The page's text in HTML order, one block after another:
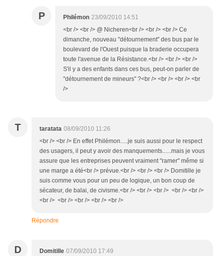
P Philémon 23/09/2010 14:51
<br /> <br /> @ Nicheren<br /> <br /> <br /> Ce
dimanche, nouveau "détournement" des bus par le
boulevard de l'Ouest puisque la braderie occupera
toute l'avenue de la Résistance.<br /> <br /> <br />
S'il y a des enfants dans ces bus, peut-on parler de
"détournement de mineurs" ?<br /> <br /> <br /> <br
/>
T taratata 08/09/2010 11:26
<br /> <br /> En effet Philémon.....je suis aussi pour le respect
des usagers, il peut y avoir des manquements......mais je vous
assure que les entreprises peuvent vraiment "ramer" même si
une marge a été<br /> prévue.<br /> <br /> <br /> Domitille je
suis comme vous pour un peu de logique, un bon coup de
sécateur, de balai, de civisme.<br /> <br /> <br /> <br /> <br />
<br /> <br /> <br /> <br /> <br />
Répondre
D Domitille 07/09/2010 17:49